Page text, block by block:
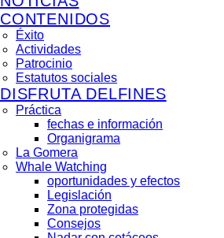
CONTENIDOS
Éxito
Actividades
Patrocinio
Estatutos sociales
DISFRUTA DELFINES
Práctica
fechas e información
Organigrama
La Gomera
Whale Watching
oportunidades y efectos
Legislación
Zona protegidas
Consejos